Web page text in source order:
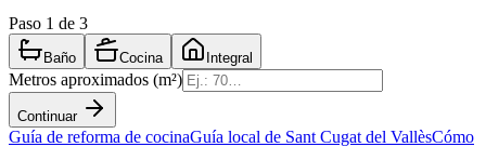
Paso 1 de 3
Baño Cocina Integral
Metros aproximados (m²)
Continuar
Guía de reforma de cocinaGuía local de Sant Cugat del VallèsCómo